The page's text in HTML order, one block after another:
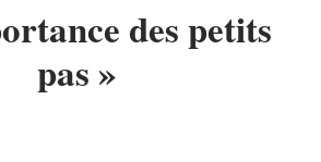
des petits
pas »